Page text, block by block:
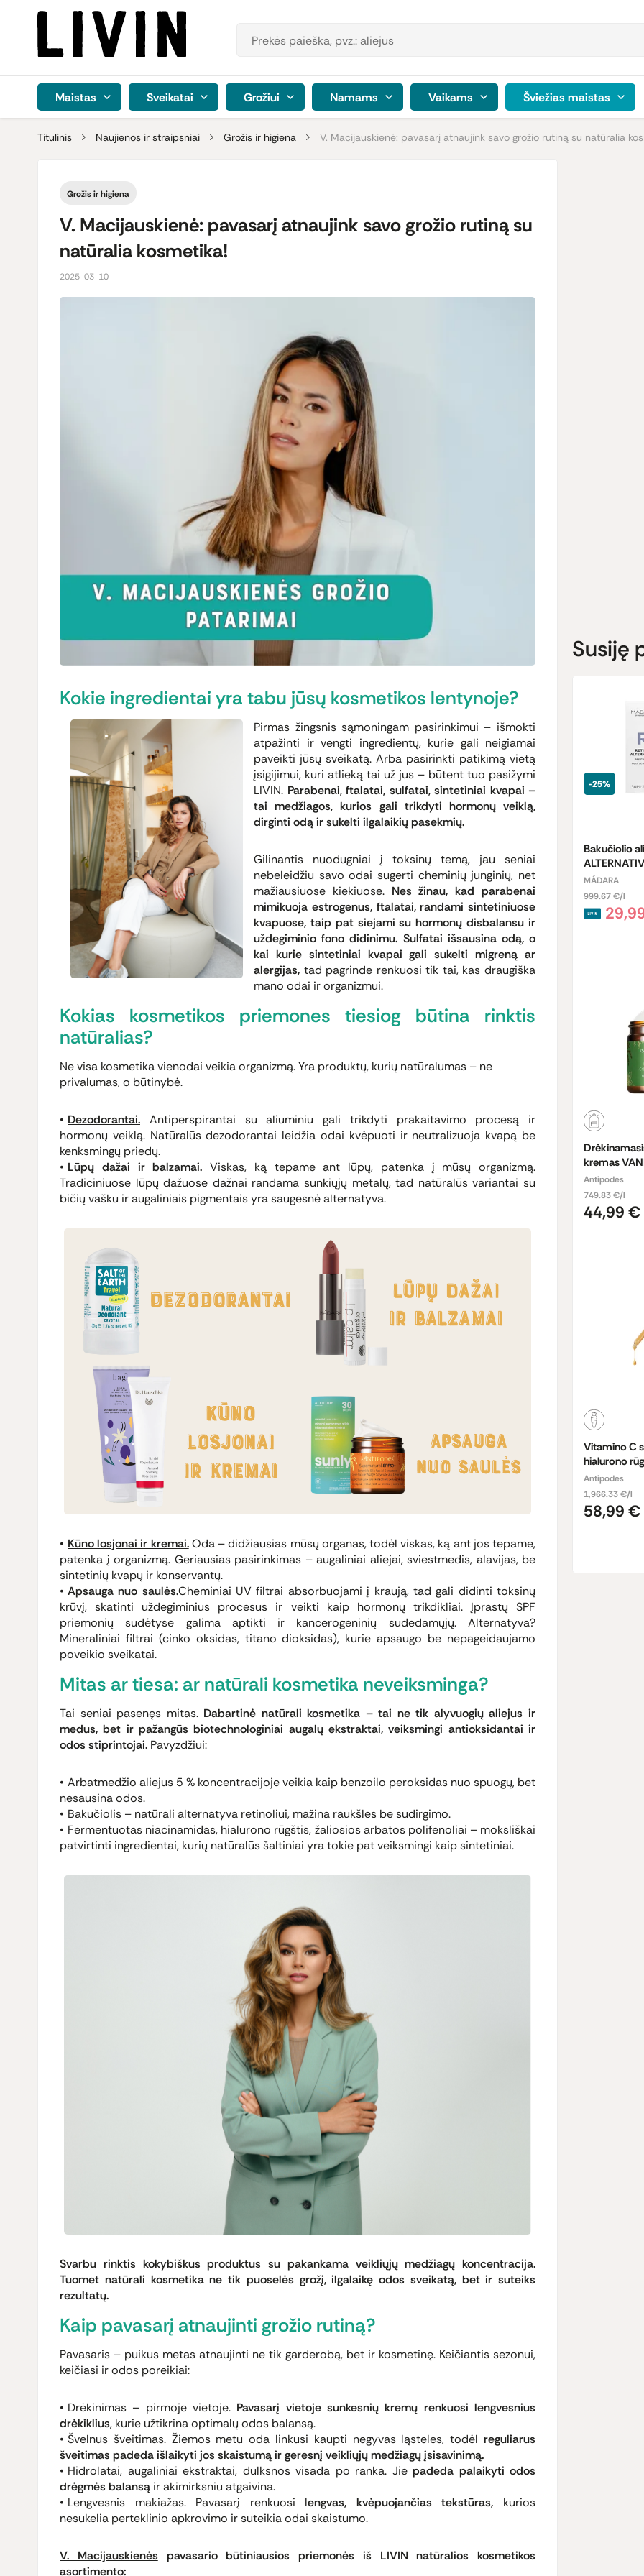
Maistas Sveikatai Grožiui Namams Vaikams Šviežias maistas
Titulinis Naujienos ir straipsniai Grožis ir higiena V. Macijauskienė: pavasarį atnaujink savo grožio rutiną su natūralia
Grožis ir higiena
V. Macijauskienė: pavasarį atnaujink savo grožio rutiną su
natūralia kosmetika!
2025-03-10
Kokie ingredientai yra tabu jūsų kosmetikos lentynoje?
Pirmas žingsnis sąmoningam pasirinkimui – išmokti
atpažinti ir vengti ingredientų, kurie gali neigiamai
paveikti jūsų sveikatą. Arba pasirinkti patikimą vietą
įsigijimui, kuri atlieką tai už jus – būtent tuo pasižymi
LIVIN. Parabenai, ftalatai, sulfatai, sintetiniai kvapai –
tai medžiagos, kurios gali trikdyti hormonų veiklą,
dirginti odą ir sukelti ilgalaikių pasekmių.
Gilinantis nuodugniai į toksinų temą, jau seniai
nebeleidžiu savo odai sugerti cheminių junginių, net
mažiausiuose kiekiuose. Nes žinau, kad parabenai
mimikuoja estrogenus, ftalatai, randami sintetiniuose
kvapuose, taip pat siejami su hormonų disbalansu ir
uždegiminio fono didinimu. Sulfatai išsausina odą, o
kai kurie sintetiniai kvapai gali sukelti migreną ar
alergijas, tad pagrinde renkuosi tik tai, kas draugiška
mano odai ir organizmui.
Kokias kosmetikos priemones tiesiog būtina rinktis
natūralias?
Ne visa kosmetika vienodai veikia organizmą. Yra produktų, kurių natūralumas – ne
privalumas, o būtinybė.
Dezodorantai. Antiperspirantai su aliuminiu gali trikdyti prakaitavimo procesą ir
hormonų veiklą. Natūralūs dezodorantai leidžia odai kvėpuoti ir neutralizuoja kvapą be
kenksmingų priedų.
Lūpų dažai irbalzamai. Viskas, ką tepame ant lūpų, patenka į mūsų organizmą.
Tradiciniuose lūpų dažuose dažnai randama sunkiųjų metalų, tad natūralūs variantai su
bičių vašku ir augaliniais pigmentais yra saugesnė alternatyva.
Kūno losjonai ir kremai.Oda – didžiausias mūsų organas, todėl viskas, ką ant jos tepame,
patenka į organizmą. Geriausias pasirinkimas – augaliniai aliejai, sviestmedis, alavijas, be
sintetinių kvapų ir konservantų.
Apsauga nuo saulės.Cheminiai UV filtrai absorbuojami į kraują, tad gali didinti toksinų
krūvį, skatinti uždegiminius procesus ir veikti kaip hormonų trikdikliai. Įprastų SPF
priemonių sudėtyse galima aptikti ir kancerogeninių sudedamųjų. Alternatyva?
Mineraliniai filtrai (cinko oksidas, titano dioksidas), kurie apsaugo be nepageidaujamo
poveikio sveikatai.
Mitas ar tiesa: ar natūrali kosmetika neveiksminga?
Tai seniai pasenęs mitas. Dabartinė natūrali kosmetika – tai ne tik alyvuogių aliejus ir
medus, bet ir pažangūs biotechnologiniai augalų ekstraktai, veiksmingi antioksidantai ir
odos stiprintojai. Pavyzdžiui:
Arbatmedžio aliejus 5 % koncentracijoje veikia kaip benzoilo peroksidas nuo spuogų, bet
nesausina odos.
Bakučiolis – natūrali alternatyva retinoliui, mažina raukšles be sudirgimo.
Fermentuotas niacinamidas, hialurono rūgštis, žaliosios arbatos polifenoliai – moksliškai
patvirtinti ingredientai, kurių natūralūs šaltiniai yra tokie pat veiksmingi kaip sintetiniai.
Svarbu rinktis kokybiškus produktus su pakankama veikliųjų medžiagų koncentracija.
Tuomet natūrali kosmetika ne tik puoselės grožį, ilgalaikę odos sveikatą, bet ir suteiks
rezultatų.
Kaip pavasarį atnaujinti grožio rutiną?
Pavasaris – puikus metas atnaujinti ne tik garderobą, bet ir kosmetinę. Keičiantis sezonui,
keičiasi ir odos poreikiai:
Drėkinimas – pirmoje vietoje. Pavasarį vietoje sunkesnių kremų renkuosi lengvesnius
drėkiklius, kurie užtikrina optimalų odos balansą.
Švelnus šveitimas. Žiemos metu oda linkusi kaupti negyvas ląsteles, todėl reguliarus
šveitimas padeda išlaikyti jos skaistumą ir geresnį veikliųjų medžiagų įsisavinimą.
Hidrolatai, augaliniai ekstraktai, dulksnos visada po ranka. Jie padeda palaikyti odos
drėgmės balansą ir akimirksniu atgaivina.
Lengvesnis makiažas. Pavasarį renkuosi lengvas, kvėpuojančias tekstūras, kurios
nesukelia perteklinio apkrovimo ir suteikia odai skaistumo.
V. Macijauskienėspavasario būtiniausios priemonės iš LIVIN natūralios kosmetikos
asortimento:
Susiję
-25%
Bakučiolio
MÁDARA
999.67 €/l
kremas
Antipodes
749.83 €/l
44,99 €
Vitamino C
hialurono
Antipodes
1,966.33 €/l
58,99 €